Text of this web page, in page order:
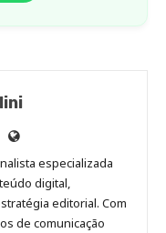
Site
de
Anny
Malagolini
especializada
digital,
editorial. Com
de comunicação